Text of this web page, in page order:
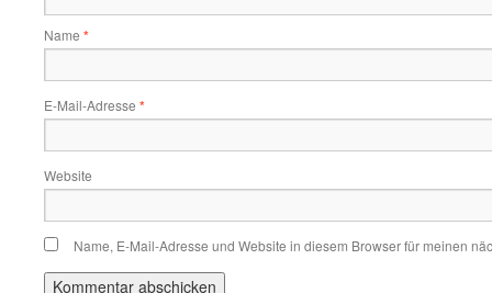
Name *
E-Mail-Adresse *
Website
Name, E-Mail-Adresse und Website in diesem Browser für meinen